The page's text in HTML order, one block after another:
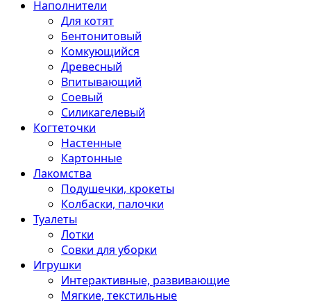
Наполнители
Для котят
Бентонитовый
Комкующийся
Древесный
Впитывающий
Соевый
Силикагелевый
Когтеточки
Настенные
Картонные
Лакомства
Подушечки, крокеты
Колбаски, палочки
Туалеты
Лотки
Совки для уборки
Игрушки
Интерактивные, развивающие
Мягкие, текстильные